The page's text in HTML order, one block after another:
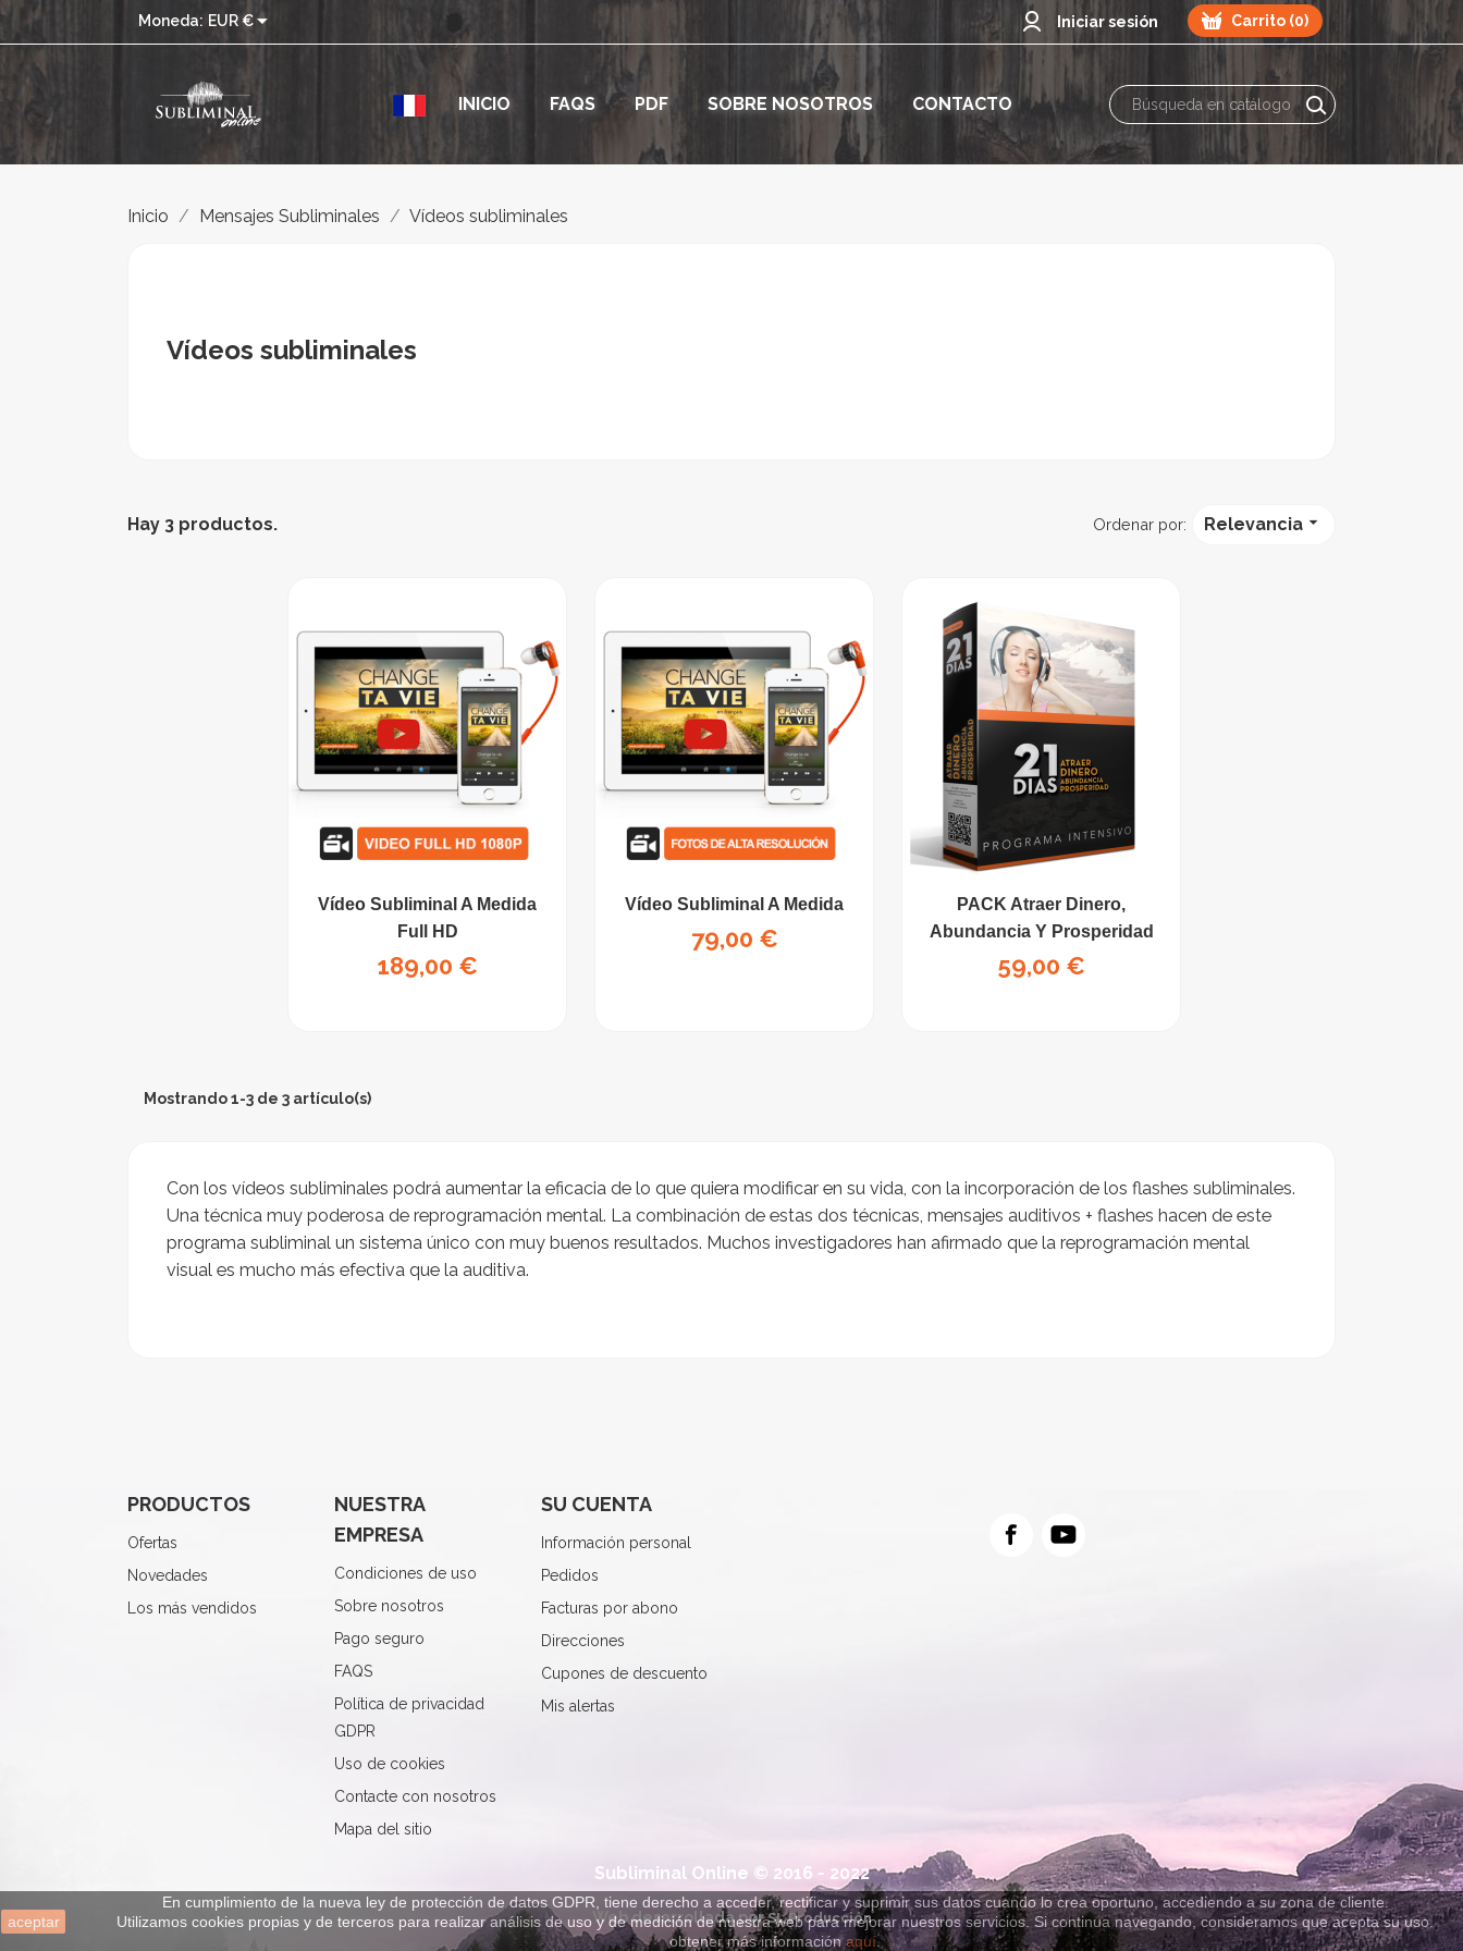
Moneda: EUR € Iniciar sesión Carrito (0)
INICIO FAQS PDF SOBRE NOSOTROS CONTACTO
Inicio Mensajes Subliminales Vídeos subliminales
Vídeos subliminales
Hay 3 productos. Ordenar por: Relevancia 
Vídeo Subliminal A Medida
Full HD
Precio
189,00 €
Vídeo Subliminal A Medida
Precio
79,00 €
PACK Atraer Dinero,
Abundancia Y Prosperidad
Precio
59,00 €
Mostrando 1-3 de 3 artículo(s)
Con los vídeos subliminales podrá aumentar la eficacia de lo que quiera modificar en su vida, con la incorporación de los flashes subliminales.
Una técnica muy poderosa de reprogramación mental. La combinación de estas dos técnicas, mensajes auditivos + flashes hacen de este
programa subliminal un sistema único con muy buenos resultados. Muchos investigadores han afirmado que la reprogramación mental
visual es mucho más efectiva que la auditiva.
PRODUCTOS
Ofertas
Novedades
Los más vendidos
NUESTRA
EMPRESA
Condiciones de uso
Sobre nosotros
Pago seguro
FAQS
Política de privacidad
GDPR
Uso de cookies
Contacte con nosotros
Mapa del sitio
SU CUENTA
Información personal
Pedidos
Facturas por abono
Direcciones
Cupones de descuento
Mis alertas
aceptar
En cumplimiento de la nueva ley de protección de datos GDPR, tiene derecho a acceder, rectificar y suprimir sus datos cuando lo crea oportuno, accediendo a su zona de cliente.
Utilizamos cookies propias y de terceros para realizar análisis de uso y de medición de nuestra web para mejorar nuestros servicios. Si continua navegando, consideramos que acepta su uso.
obtener más informaciónaquí.
Subliminal Online © 2016 - 2022
Web desarrollada porSL Producción